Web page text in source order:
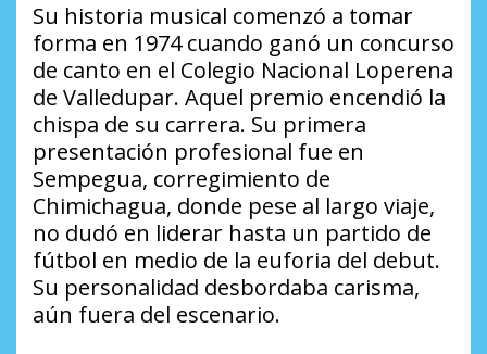
Su historia musical comenzó a tomar
forma en 1974 cuando ganó un concurso
de canto en el Colegio Nacional Loperena
de Valledupar. Aquel premio encendió la
chispa de su carrera. Su primera
presentación profesional fue en
Sempegua, corregimiento de
Chimichagua, donde pese al largo viaje,
no dudó en liderar hasta un partido de
fútbol en medio de la euforia del debut.
Su personalidad desbordaba carisma,
aún fuera del escenario.